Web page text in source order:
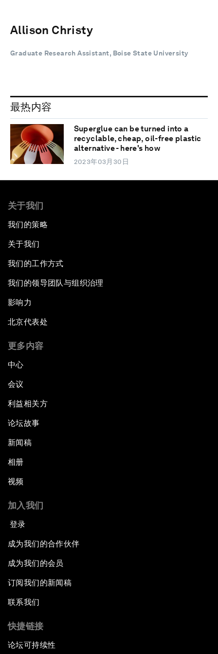
Allison Christy
Graduate Research Assistant, Boise State University
最热内容
Superglue can be turned into a
recyclable, cheap, oil-free plastic
alternative - here's how
2023年03月30日
关于我们
我们的策略
关于我们
我们的工作方式
我们的领导团队与组织治理
影响力
北京代表处
更多内容
中心
会议
利益相关方
论坛故事
新闻稿
相册
视频
加入我们
登录
成为我们的合作伙伴
成为我们的会员
订阅我们的新闻稿
联系我们
快捷链接
论坛可持续性